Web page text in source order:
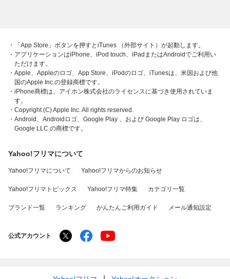
・「App Store」ボタンを押すとiTunes （外部サイト）が起動します。
・アプリケーションはiPhone、iPod touch、iPadまたはAndroidでご利用い
ただけます。
・Apple、Appleのロゴ、App Store、iPodのロゴ、iTunesは、米国および他
国のApple Inc.の登録商標です。
・iPhone商標は、アイホン株式会社のライセンスに基づき使用されていま
す。
・Copyright (C) Apple Inc. All rights reserved.
・Android、Androidロゴ、Google Play 、および Google Play ロゴは、
Google LLC の商標です。
Yahoo!フリマについて
Yahoo!フリマについて Yahoo!フリマからのお知らせ
Yahoo!フリマトピックス Yahoo!フリマ特集 カテゴリ一覧
ブランド一覧 ランキング かんたんご利用ガイド メール通知設定
公式アカウント